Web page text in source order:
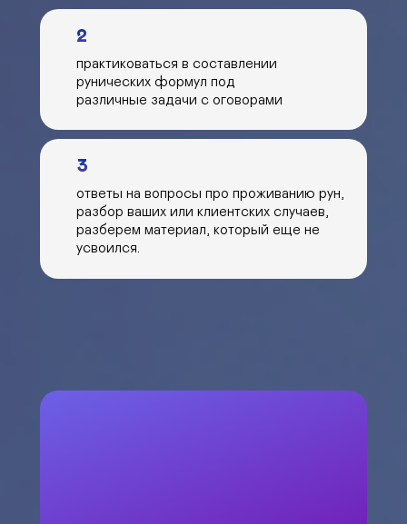
2
практиковаться в составлении
рунических формул под
различные задачи с оговорами
3
ответы на вопросы про проживанию рун,
разбор ваших или клиентских случаев,
разберем материал, который еще не
усвоился.